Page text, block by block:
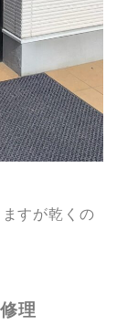
すが乾くの
理